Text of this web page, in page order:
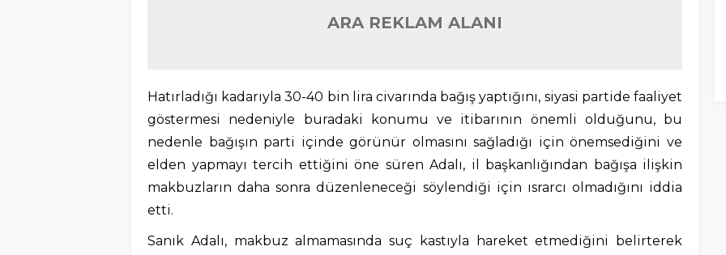
ARA REKLAM ALANI
Hatırladığı kadarıyla 30-40 bin lira civarında bağış yaptığını, siyasi partide faaliyet
göstermesi nedeniyle buradaki konumu ve itibarının önemli olduğunu, bu
nedenle bağışın parti içinde görünür olmasını sağladığı için önemsediğini ve
elden yapmayı tercih ettiğini öne süren Adalı, il başkanlığından bağışa ilişkin
makbuzların daha sonra düzenleneceği söylendiği için ısrarcı olmadığını iddia
etti.
Sanık Adalı, makbuz almamasında suç kastıyla hareket etmediğini belirterek